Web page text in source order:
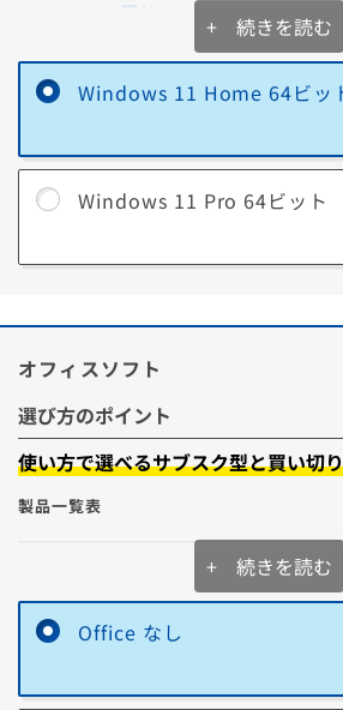
自宅での利用が中心
Windows 11
業務・管理用途向け
重要なデータを扱う
パソコンのドライブを暗号化する機能です。暗
リモートデスクトップ
別のデバイスからWindows 11 Proを搭載した
例えばテレワークなどで、会社のパソコンに
いったケースでは大変便利です。
Windows 情報保護
企業データを偶発的に漏洩させないように保
+ 続きを読む
Windows 11 Home 64ビッ
Windows 11 Pro 64ビット
オフィスソフト
選び方のポイント
使い方で選べるサブスク型と買い切
製品一覧表
【サブスク型】
+ 続きを読む
Office なし